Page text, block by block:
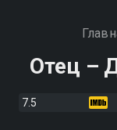
Отец –
7.5